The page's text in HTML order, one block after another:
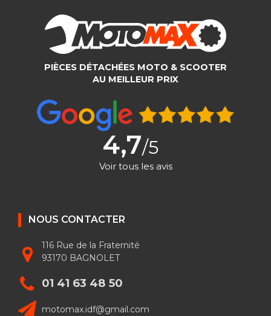
PIÈCES DÉTACHÉES MOTO & SCOOTER
AU MEILLEUR PRIX
4,7/5
Voir tous les avis
NOUS CONTACTER
116 Rue de la Fraternité
93170 BAGNOLET
01 41 63 48 50
motomax.idf@gmail.com